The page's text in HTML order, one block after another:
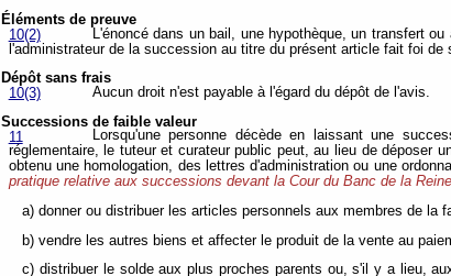
Éléments de preuve
10(2)
L'énoncé dans un bail, une hypothèque, un transfert
l'administrateur de la succession au titre du présent article fait foi de
Dépôt sans frais
10(3)
Aucun droit n'est payable à l'égard du dépôt de l'avis.
Successions de faible valeur
11
Lorsqu'une personne décède en laissant une
réglementaire, le tuteur et curateur public peut, au lieu de déposer
obtenu une homologation, des lettres d'administration ou une
pratique relative aux successions devant la Cour du Banc de la Reine
a) donner ou distribuer les articles personnels aux membres de la
b) vendre les autres biens et affecter le produit de la vente au
c) distribuer le solde aux plus proches parents ou, s'il y a lieu,